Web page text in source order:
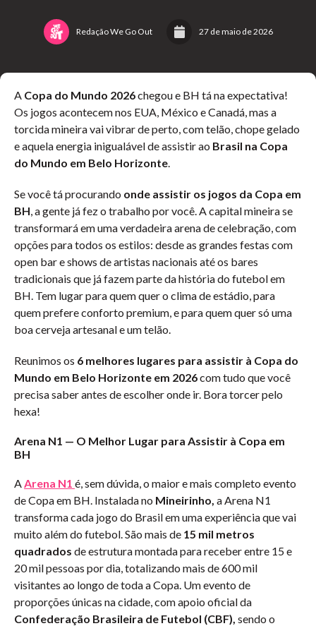
Redação We Go Out 27 de maio de 2026
A Copa do Mundo 2026chegou e BH tá na expectativa!
Os jogos acontecem nos EUA, México e Canadá, mas a
torcida mineira vai vibrar de perto, com telão, chope gelado
e aquela energia inigualável de assistir ao Brasil na Copa
do Mundo em Belo Horizonte.
Se você tá procurando onde assistir os jogos da Copa em
BH, a gente já fez o trabalho por você. A capital mineira se
transformará em uma verdadeira arena de celebração, com
opções para todos os estilos: desde as grandes festas com
open bar e shows de artistas nacionais até os bares
tradicionais que já fazem parte da história do futebol em
BH. Tem lugar para quem quer o clima de estádio, para
quem prefere conforto premium, e para quem quer só uma
boa cerveja artesanal e um telão.
Reunimos os 6 melhores lugares para assistir à Copa do
Mundo em Belo Horizonte em 2026com tudo que você
precisa saber antes de escolher onde ir. Bora torcer pelo
hexa!
Arena N1 — O Melhor Lugar para Assistir à Copa em
BH
AArena N1 é, sem dúvida, o maior e mais completo evento
de Copa em BH. Instalada no Mineirinho, a Arena N1
transforma cada jogo do Brasil em uma experiência que vai
muito além do futebol. São mais de 15 mil metros
quadrados de estrutura montada para receber entre 15 e
20 mil pessoas por dia, totalizando mais de 600 mil
visitantes ao longo de toda a Copa. Um evento de
proporções únicas na cidade, com apoio oficial da
Confederação Brasileira de Futebol (CBF), sendo o